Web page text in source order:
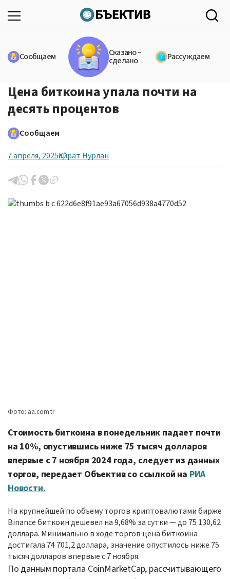
Сообщаем Сказано –
сделано Рассуждаем
Цена биткоина упала почти на
десять процентов
Сообщаем
7 апреля, 2025Қайрат Нурлан
Фото: aa.com.tr
Стоимость биткоина в понедельник падает почти
на 10%, опустившись ниже 75 тысяч долларов
впервые с 7 ноября 2024 года, следует из данных
торгов, передает Объектив со ссылкой на РИА
Новости.
На крупнейшей по объему торгов криптовалютами бирже
Binance биткоин дешевел на 9,68% за сутки — до 75 130,62
доллара. Минимально в ходе торгов цена биткоина
достигала 74 701,2 доллара, значение опустилось ниже 75
тысяч долларов впервые с 7 ноября.
По данным портала CoinMarketCap, рассчитывающего